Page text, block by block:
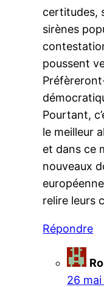
certitudes,
sirènes
poussent
Pourtant,
le meilleur
et dans ce
nouveaux
relire leurs
Répondre
26